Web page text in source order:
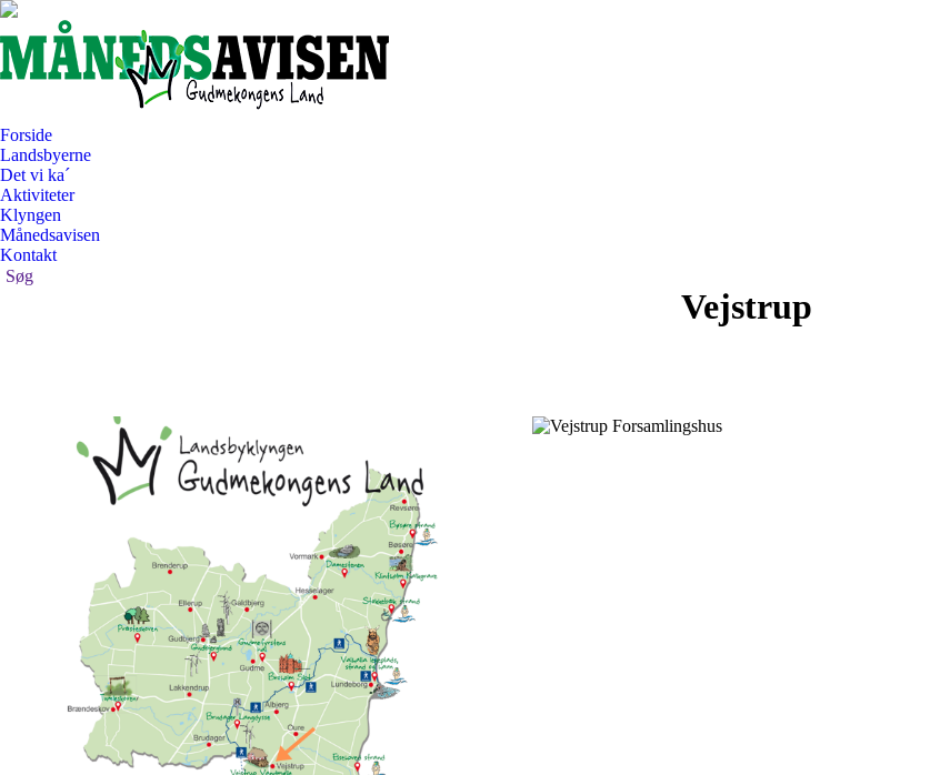
Forside
Landsbyerne
Det vi ka´
Aktiviteter
Klyngen
Månedsavisen
Kontakt
Search:
Søg
Vejstrup